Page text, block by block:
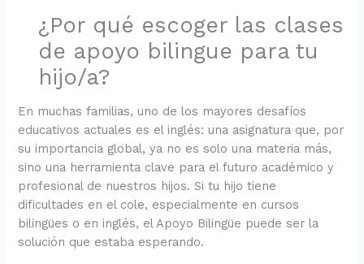
¿Por qué escoger las clases
de apoyo bilingue para tu
hijo/a?
En muchas familias, uno de los mayores desafíos
educativos actuales es el inglés: una asignatura que, por
su importancia global, ya no es solo una materia más,
sino una herramienta clave para el futuro académico y
profesional de nuestros hijos. Si tu hijo tiene
dificultades en el cole, especialmente en cursos
bilingües o en inglés, el Apoyo Bilingüe puede ser la
solución que estaba esperando.